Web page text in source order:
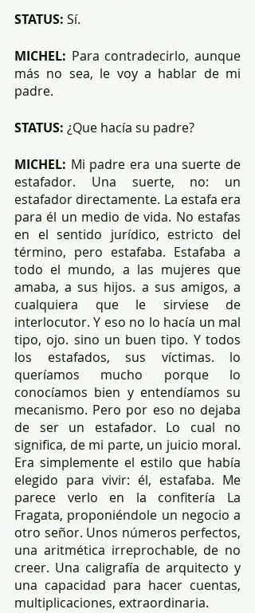
STATUS: Sí.
MICHEL: Para contradecirlo, aunque
más no sea, le voy a hablar de mi
padre.
STATUS: ¿Que hacía su padre?
MICHEL: Mi padre era una suerte de
estafador. Una suerte, no: un
estafador directamente. La estafa era
para él un medio de vida. No estafas
en el sentido jurídico, estricto del
término, pero estafaba. Estafaba a
todo el mundo, a las mujeres que
amaba, a sus hijos. a sus amigos, a
cualquiera que le sirviese de
interlocutor. Y eso no lo hacía un mal
tipo, ojo. sino un buen tipo. Y todos
los estafados, sus víctimas. lo
queríamos mucho porque lo
conocíamos bien y entendíamos su
mecanismo. Pero por eso no dejaba
de ser un estafador. Lo cual no
significa, de mi parte, un juicio moral.
Era simplemente el estilo que había
elegido para vivir: él, estafaba. Me
parece verlo en la confitería La
Fragata, proponiéndole un negocio a
otro señor. Unos números perfectos,
una aritmética irreprochable, de no
creer. Una caligrafía de arquitecto y
una capacidad para hacer cuentas,
multiplicaciones, extraordinaria.